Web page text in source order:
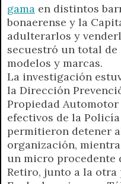
gama en distintos
bonaerense y la
adulterarlos y
secuestró un total
modelos y marcas.
La investigación
la Dirección
Propiedad
efectivos de la
permitieron detener
organización,
un micro procedente
Retiro, junto a la otra